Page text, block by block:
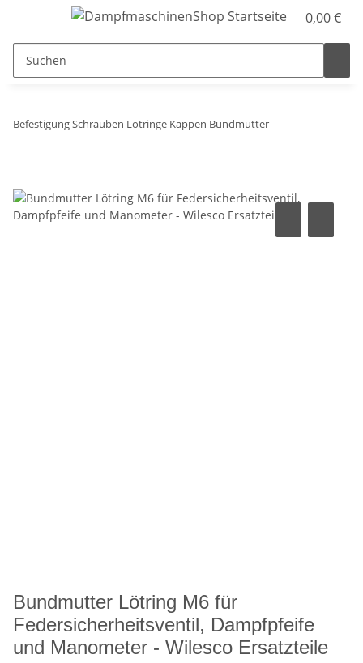
0,00 €
Befestigung Schrauben Lötringe Kappen Bundmutter
Bundmutter Lötring M6 für
Federsicherheitsventil, Dampfpfeife
und Manometer - Wilesco Ersatzteile